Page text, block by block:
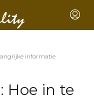
informatie
Hoe in te